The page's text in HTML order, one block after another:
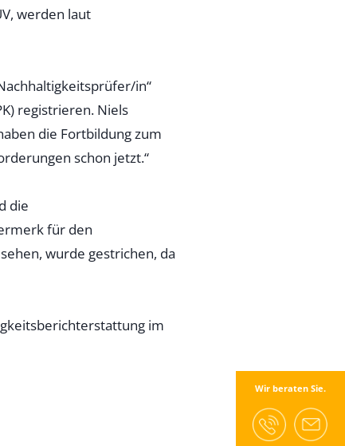
werden laut
in“
registrieren. Niels
die Fortbildung zum
schon jetzt.“
die
für den
wurde gestrichen, da
im
Wir beraten Sie.